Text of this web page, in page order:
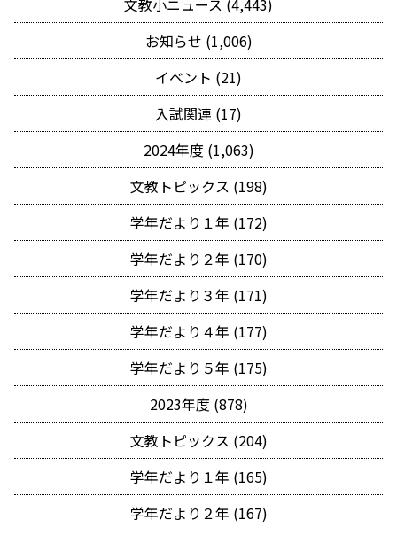
文教小ニュース (4,443)
お知らせ (1,006)
イベント (21)
入試関連 (17)
2024年度 (1,063)
文教トピックス (198)
学年だより１年 (172)
学年だより２年 (170)
学年だより３年 (171)
学年だより４年 (177)
学年だより５年 (175)
2023年度 (878)
文教トピックス (204)
学年だより１年 (165)
学年だより２年 (167)